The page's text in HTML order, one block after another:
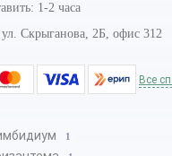
1-2 часа
ул. Скрыганова, 2Б, офис 312
Все
1